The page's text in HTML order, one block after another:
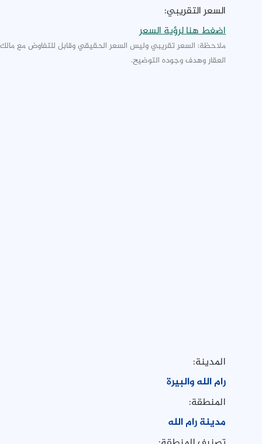
السعر التقريبي:
اضغط هنا لرؤية السعر
ملاحظة: السعر تقريبي وليس السعر الحقيقي وقابل للتفاوض مع مالك
العقار وهدف وجوده التوضيح.
المدينة:
رام الله والبيرة
المنطقة:
مدينة رام الله